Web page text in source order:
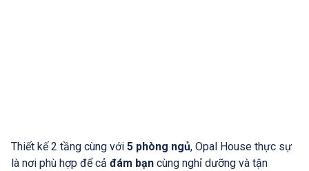
Thiết kế 2 tầng cùng với 5 phòng ngủ, Opal House thực sự
là nơi phù hợp để cả đám bạn cùng nghỉ dưỡng và tận